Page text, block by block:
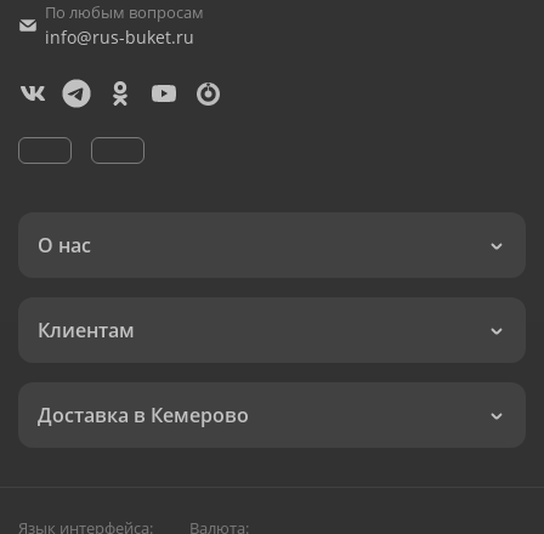
По любым вопросам
info@rus-buket.ru
О нас
Клиентам
Доставка в Кемерово
Язык интерфейса: Валюта: